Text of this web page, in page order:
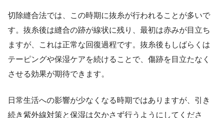
切除縫合法では、この時期に抜糸が行われることが多いで
す。抜糸後は縫合の跡が線状に残り、最初は赤みが目立ち
ますが、これは正常な回復過程です。抜糸後もしばらくは
テーピングや保湿ケアを続けることで、傷跡を目立たなく
させる効果が期待できます。
日常生活への影響が少なくなる時期ではありますが、引き
続き紫外線対策と保湿は欠かさず行うようにしてくださ